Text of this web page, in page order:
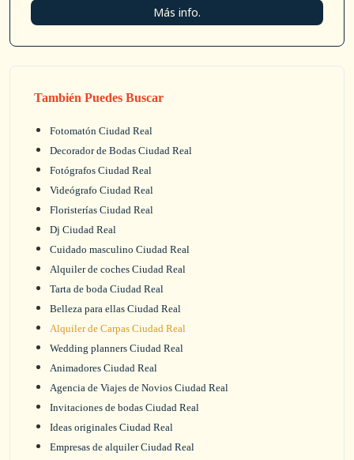
Más info.
También Puedes Buscar
Fotomatón Ciudad Real
Decorador de Bodas Ciudad Real
Fotógrafos Ciudad Real
Videógrafo Ciudad Real
Floristerías Ciudad Real
Dj Ciudad Real
Cuidado masculino Ciudad Real
Alquiler de coches Ciudad Real
Tarta de boda Ciudad Real
Belleza para ellas Ciudad Real
Alquiler de Carpas Ciudad Real
Wedding planners Ciudad Real
Animadores Ciudad Real
Agencia de Viajes de Novios Ciudad Real
Invitaciones de bodas Ciudad Real
Ideas originales Ciudad Real
Empresas de alquiler Ciudad Real